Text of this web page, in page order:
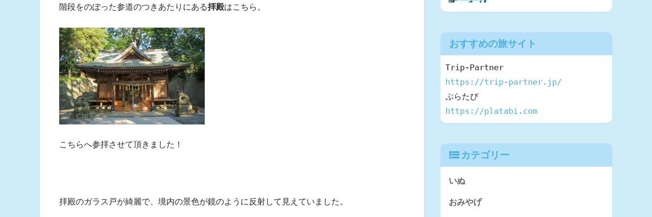
階段をのぼった参道のつきあたりにある拝殿はこちら。
こちらへ参拝させて頂きました！
拝殿のガラス戸が綺麗で、境内の景色が鏡のように反射して見えていました。
おすすめの旅サイト
https://trip-partner.jp/
https://platabi.com
カテゴリー
いぬ
おみやげ